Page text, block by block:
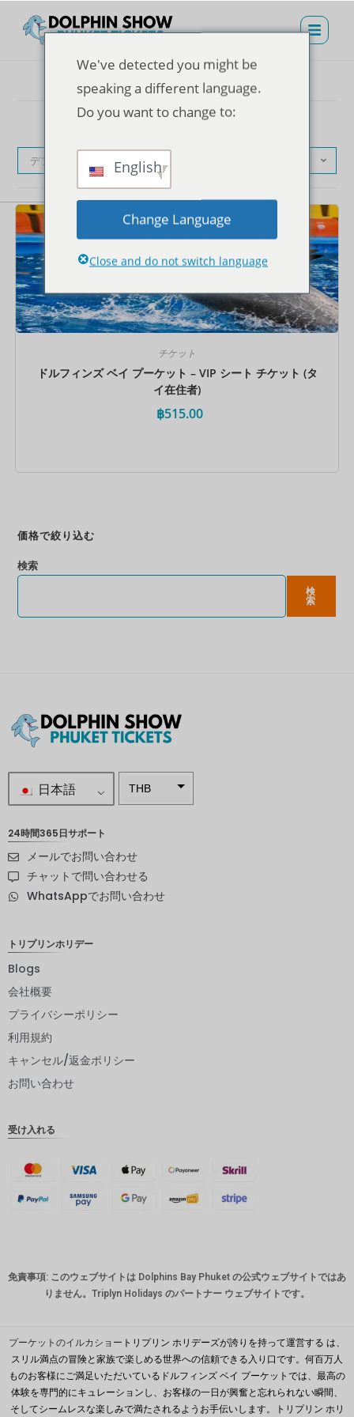
デフォルト表示
チケット
ドルフィンズ ベイ プーケット – VIP シート チケット (タ
イ在住者)
฿515.00
価格で絞り込む
検索
検
索
日本語 THB
スウェー
デンクロ
ーナ
ピー
ククロー
オースト
ラリアド
韓国ウォ
ン
人民元
台湾
24時間365日サポート
メールでお問い合わせ
チャットで問い合わせる
WhatsAppでお問い合わせ
トリプリンホリデー
Blogs
会社概要
プライバシーポリシー
利用規約
キャンセル/返金ポリシー
お問い合わせ
受け入れる
免責事項: このウェブサイトは Dolphins Bay Phuket の公式ウェブサイトではあ
りません。Triplyn Holidays のパートナー ウェブサイトです。
プーケットのイルカショー トリプリン ホリデーズが誇りを持って運営する は、
スリル満点の冒険と家族で楽しめる世界への信頼できる入り口です。何百万人
ものお客様にご満足いただいているドルフィンズ ベイ プーケットでは、最高の
体験を専門的にキュレーションし、お客様の一日が興奮と忘れられない瞬間、
そしてシームレスな楽しみで満たされるようお手伝いします。トリプリン ホリ
We've detected you might be
speaking a different language.
Do you want to change to:
English
Change Language
Close and do not switch language